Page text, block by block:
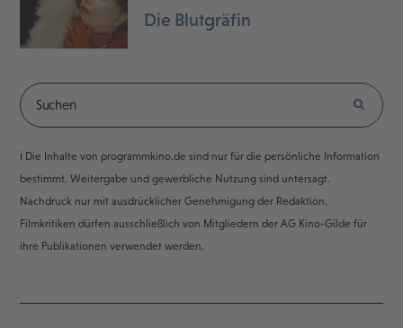
Die Blutgräfin
ℹ️ Die Inhalte von programmkino.de sind nur für die persönliche Information
bestimmt. Weitergabe und gewerbliche Nutzung sind untersagt.
Nachdruck nur mit ausdrücklicher Genehmigung der Redaktion.
Filmkritiken dürfen ausschließlich von Mitgliedern der AG Kino-Gilde für
ihre Publikationen verwendet werden.